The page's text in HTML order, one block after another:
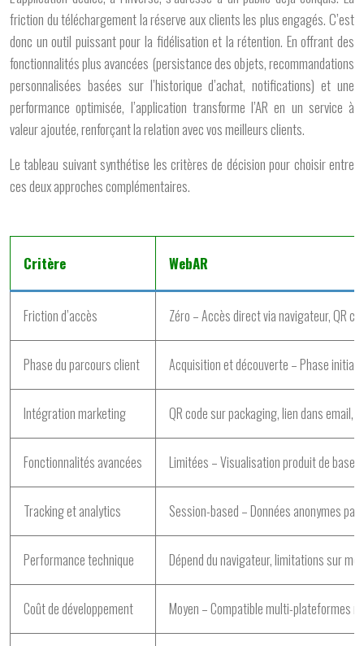
friction du téléchargement la réserve aux clients les plus engagés. C’est
donc un outil puissant pour la fidélisation et la rétention. En offrant des
fonctionnalités plus avancées (persistance des objets, recommandations
personnalisées basées sur l’historique d’achat, notifications) et une
performance optimisée, l’application transforme l’AR en un service à
valeur ajoutée, renforçant la relation avec vos meilleurs clients.
Le tableau suivant synthétise les critères de décision pour choisir entre
ces deux approches complémentaires.
Critère WebAR
Friction d’accès Zéro – Accès direct via navigateur, QR
Phase du parcours client Acquisition et découverte – Phase
Intégration marketing QR code sur packaging, lien dans email,
Fonctionnalités avancées Limitées – Visualisation produit de
Tracking et analytics Session-based – Données anonymes
Performance technique Dépend du navigateur, limitations sur
Coût de développement Moyen – Compatible multi-plateformes